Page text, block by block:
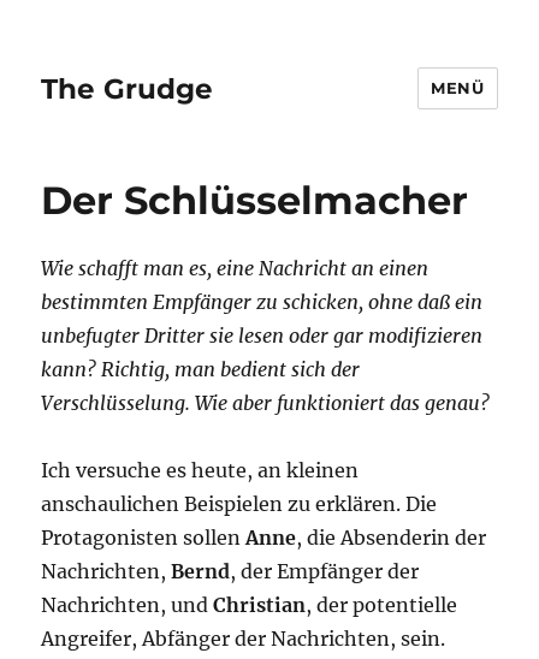
The Grudge MENÜ
Der Schlüsselmacher
Wie schafft man es, eine Nachricht an einen
bestimmten Empfänger zu schicken, ohne daß ein
unbefugter Dritter sie lesen oder gar modifizieren
kann? Richtig, man bedient sich der
Verschlüsselung. Wie aber funktioniert das genau?
Ich versuche es heute, an kleinen
anschaulichen Beispielen zu erklären. Die
Protagonisten sollenAnne, die Absenderin der
Nachrichten,Bernd, der Empfänger der
Nachrichten, undChristian, der potentielle
Angreifer, Abfänger der Nachrichten, sein.